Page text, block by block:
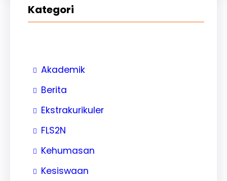
Kategori
Akademik
Berita
Ekstrakurikuler
FLS2N
Kehumasan
Kesiswaan